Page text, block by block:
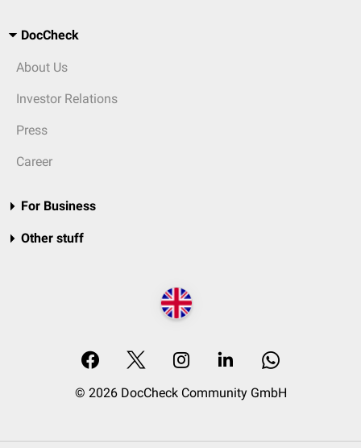
DocCheck
About Us
Investor Relations
Press
Career
For Business
Other stuff
© 2026 DocCheck Community GmbH